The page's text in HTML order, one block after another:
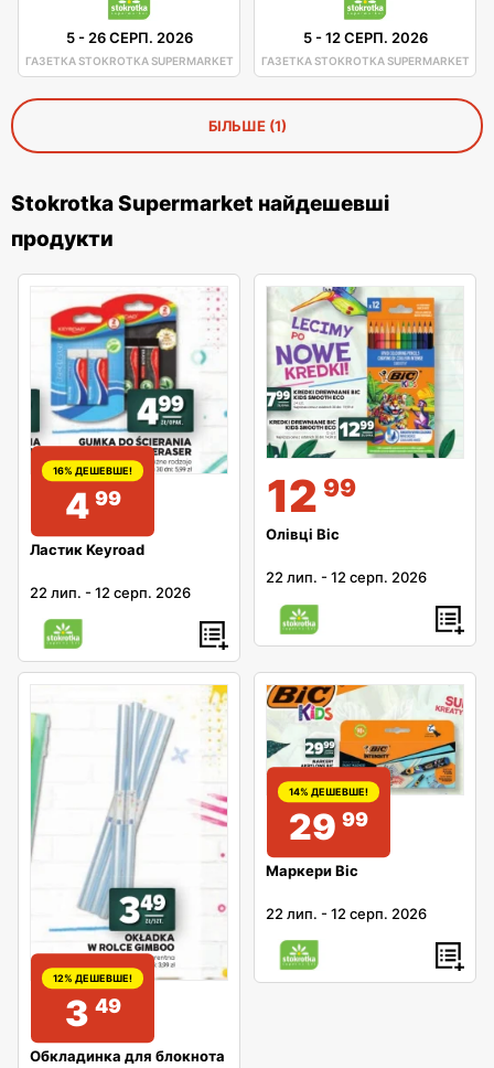
5-26 СЕРП. 2026
ГАЗЕТКА STOKROTKA SUPERMARKET
5-12 СЕРП. 2026
ГАЗЕТКА STOKROTKA SUPERMARKET
БІЛЬШЕ (1)
Stokrotka Supermarket найдешевші
продукти
16% ДЕШЕВШЕ!
4 99
Ластик Keyroad
22 лип. -12 серп. 2026
12 99
Олівці Bic
22 лип. -12 серп. 2026
12% ДЕШЕВШЕ!
3 49
Обкладинка для блокнота
14% ДЕШЕВШЕ!
29 99
Маркери Bic
22 лип. -12 серп. 2026